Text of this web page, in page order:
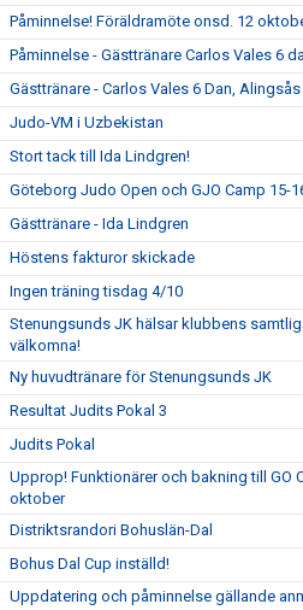
Påminnelse! Föräldramöte onsd. 12
Påminnelse - Gästtränare Carlos Vales 6
Gästtränare - Carlos Vales 6 Dan,
Judo-VM i Uzbekistan
Stort tack till Ida Lindgren!
Göteborg Judo Open och GJO Camp 15-
Gästtränare - Ida Lindgren
Höstens fakturor skickade
Ingen träning tisdag 4/10
Stenungsunds JK hälsar klubbens
välkomna!
Ny huvudtränare för Stenungsunds JK
Resultat Judits Pokal 3
Judits Pokal
Upprop! Funktionärer och bakning till GO
oktober
Distriktsrandori Bohuslän-Dal
Bohus Dal Cup inställd!
Uppdatering och påminnelse gällande